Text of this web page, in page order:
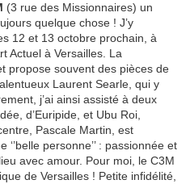
(3 rue des Missionnaires) un
quelque chose ! J’y
12 et 13 octobre prochain, à
Actuel à Versailles. La
propose souvent des pièces de
Laurent Searle, qui y
j’ai ainsi assisté à deux
d’Euripide, et Ubu Roi,
Pascale Martin, est
personne’’ : passionnée et
avec amour. Pour moi, le C3M
de Versailles ! Petite infidélité,